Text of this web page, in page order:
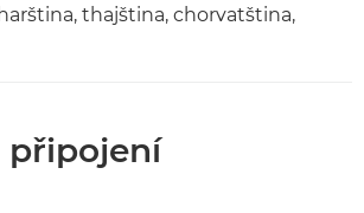
thajština, chorvatština,
připojení